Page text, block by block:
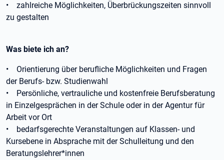
• zahlreiche Möglichkeiten, Überbrückungszeiten sinnvoll
zu gestalten
Was biete ich an?
• Orientierung über berufliche Möglichkeiten und Fragen
der Berufs- bzw. Studienwahl
• Persönliche, vertrauliche und kostenfreie Berufsberatung
in Einzelgesprächen in der Schule oder in der Agentur für
Arbeit vor Ort
• bedarfsgerechte Veranstaltungen auf Klassen- und
Kursebene in Absprache mit der Schulleitung und den
Beratungslehrer*innen